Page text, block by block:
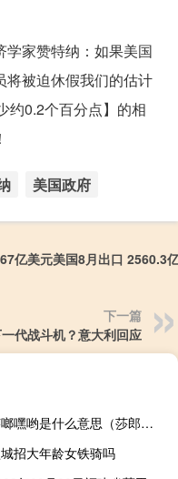
学家赞特纳：如果美国
将被迫休假我们的估计
约0.2个百分点】的相
美国政府
亿美元美国8月出口 2560.3
下一篇
代战斗机？意大利回应
莎啷嘿哟是什么意思（莎郎嘿是什么意思）
招大年龄女铁骑吗